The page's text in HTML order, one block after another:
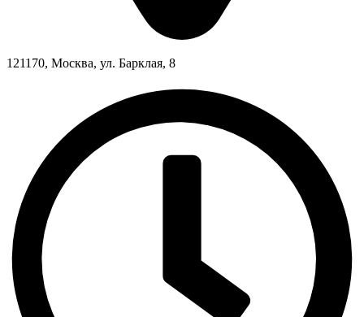
121170, Москва, ул. Барклая, 8